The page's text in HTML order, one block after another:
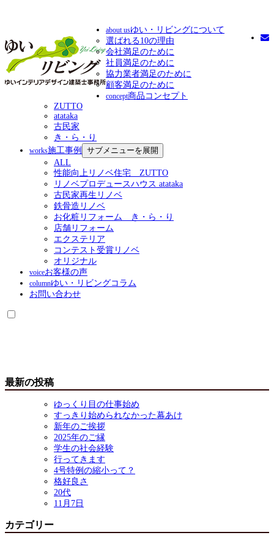
about usゆい・リビングについて
選ばれる10の理由
会社満足のために
社員満足のために
協力業者満足のために
顧客満足のために
concept商品コンセプト
ZUTTO
atataka
古民家
き・ら・り
works施工事例
サブメニューを展開
ALL
性能向上リノベ住宅 ZUTTO
リノベプロデュースハウス atataka
古民家再生リノベ
鉄骨造リノベ
お化粧リフォーム き・ら・り
店舗リフォーム
エクステリア
コンテスト受賞リノベ
オリジナル
voiceお客様の声
columnゆい・リビングコラム
お問い合わせ
最新の投稿
ゆっくり目の仕事始め
すっきり始められなかった幕あけ
新年のご挨拶
2025年のご縁
学生の社会経験
行ってきます
4号特例の縮小って？
格好良さ
20代
11月7日
カテゴリー